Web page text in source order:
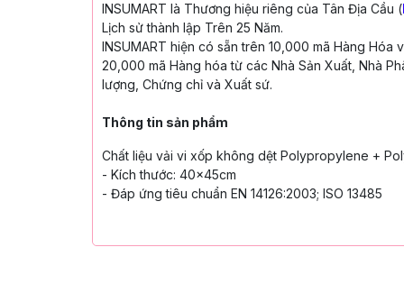
INSUMART là Thương hiệu riêng của Tân Địa Cầu (
Lịch sử thành lập Trên 25 Năm.
INSUMART hiện có sẵn trên 10,000 mã Hàng Hóa
20,000 mã Hàng hóa từ các Nhà Sản Xuất, Nhà
lượng, Chứng chỉ và Xuất sứ.
Thông tin sản phẩm
Chất liệu vải vi xốp không dệt Polypropylene +
- Kích thước: 40x45cm
- Đáp ứng tiêu chuẩn EN 14126:2003; ISO 13485